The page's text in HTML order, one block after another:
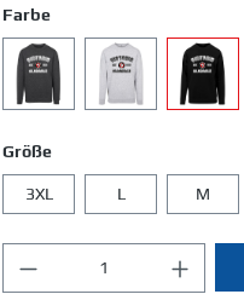
Farbe
Größe
3XL L M